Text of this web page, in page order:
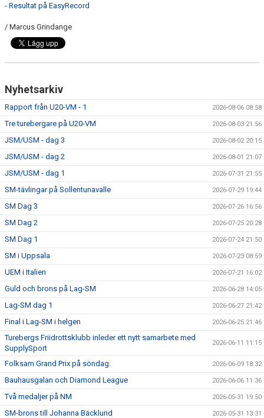
- Resultat på EasyRecord
/ Marcus Grindange
Nyhetsarkiv
Rapport från U20-VM - 1 2026-08-06 08:58
Tre turebergare på U20-VM 2026-08-03 21:56
JSM/USM - dag 3 2026-08-02 20:15
JSM/USM - dag 2 2026-08-01 21:07
JSM/USM - dag 1 2026-07-31 21:55
SM-tävlingar på Sollentunavalle 2026-07-29 19:44
SM Dag 3 2026-07-26 16:56
SM Dag 2 2026-07-25 20:28
SM Dag 1 2026-07-24 21:50
SM i Uppsala 2026-07-23 08:59
UEM i Italien 2026-07-21 16:02
Guld och brons på Lag-SM 2026-06-28 14:05
Lag-SM dag 1 2026-06-27 21:42
Final i Lag-SM i helgen 2026-06-25 21:46
Turebergs Friidrottsklubb inleder ett nytt samarbete med
SupplySport
2026-06-11 11:15
Folksam Grand Prix på söndag. 2026-06-09 18:32
Bauhausgalan och Diamond League 2026-06-06 11:36
Två medaljer på NM 2026-05-31 19:50
SM-brons till Johanna Bäcklund 2026-05-31 13:31